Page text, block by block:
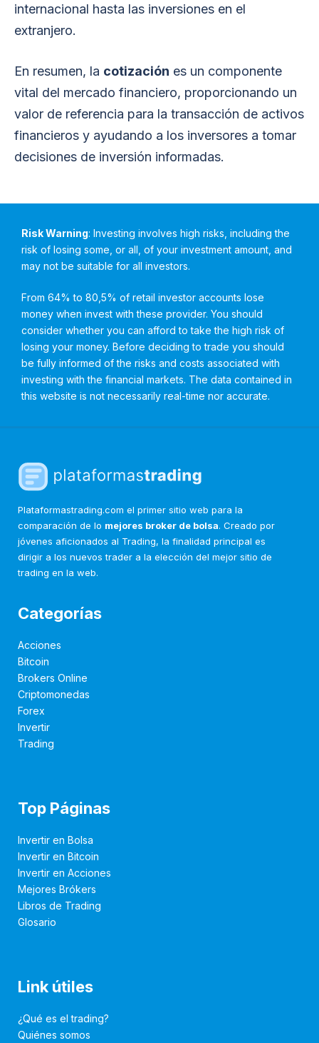
internacional hasta las inversiones en el
extranjero.
En resumen, la cotización es un componente
vital del mercado financiero, proporcionando un
valor de referencia para la transacción de activos
financieros y ayudando a los inversores a tomar
decisiones de inversión informadas.
Risk Warning: Investing involves high risks, including the
risk of losing some, or all, of your investment amount, and
may not be suitable for all investors.
From 64% to 80,5% of retail investor accounts lose
money when invest with these provider. You should
consider whether you can afford to take the high risk of
losing your money. Before deciding to trade you should
be fully informed of the risks and costs associated with
investing with the financial markets. The data contained in
this website is not necessarily real-time nor accurate.
Plataformastrading.com el primer sitio web para la
comparación de lo mejores broker de bolsa. Creado por
jóvenes aficionados al Trading, la finalidad principal es
dirigir a los nuevos trader a la elección del mejor sitio de
trading en la web.
Categorías
Acciones
Bitcoin
Brokers Online
Criptomonedas
Forex
Invertir
Trading
Top Páginas
Invertir en Bolsa
Invertir en Bitcoin
Invertir en Acciones
Mejores Brókers
Libros de Trading
Glosario
Link útiles
¿Qué es el trading?
Quiénes somos